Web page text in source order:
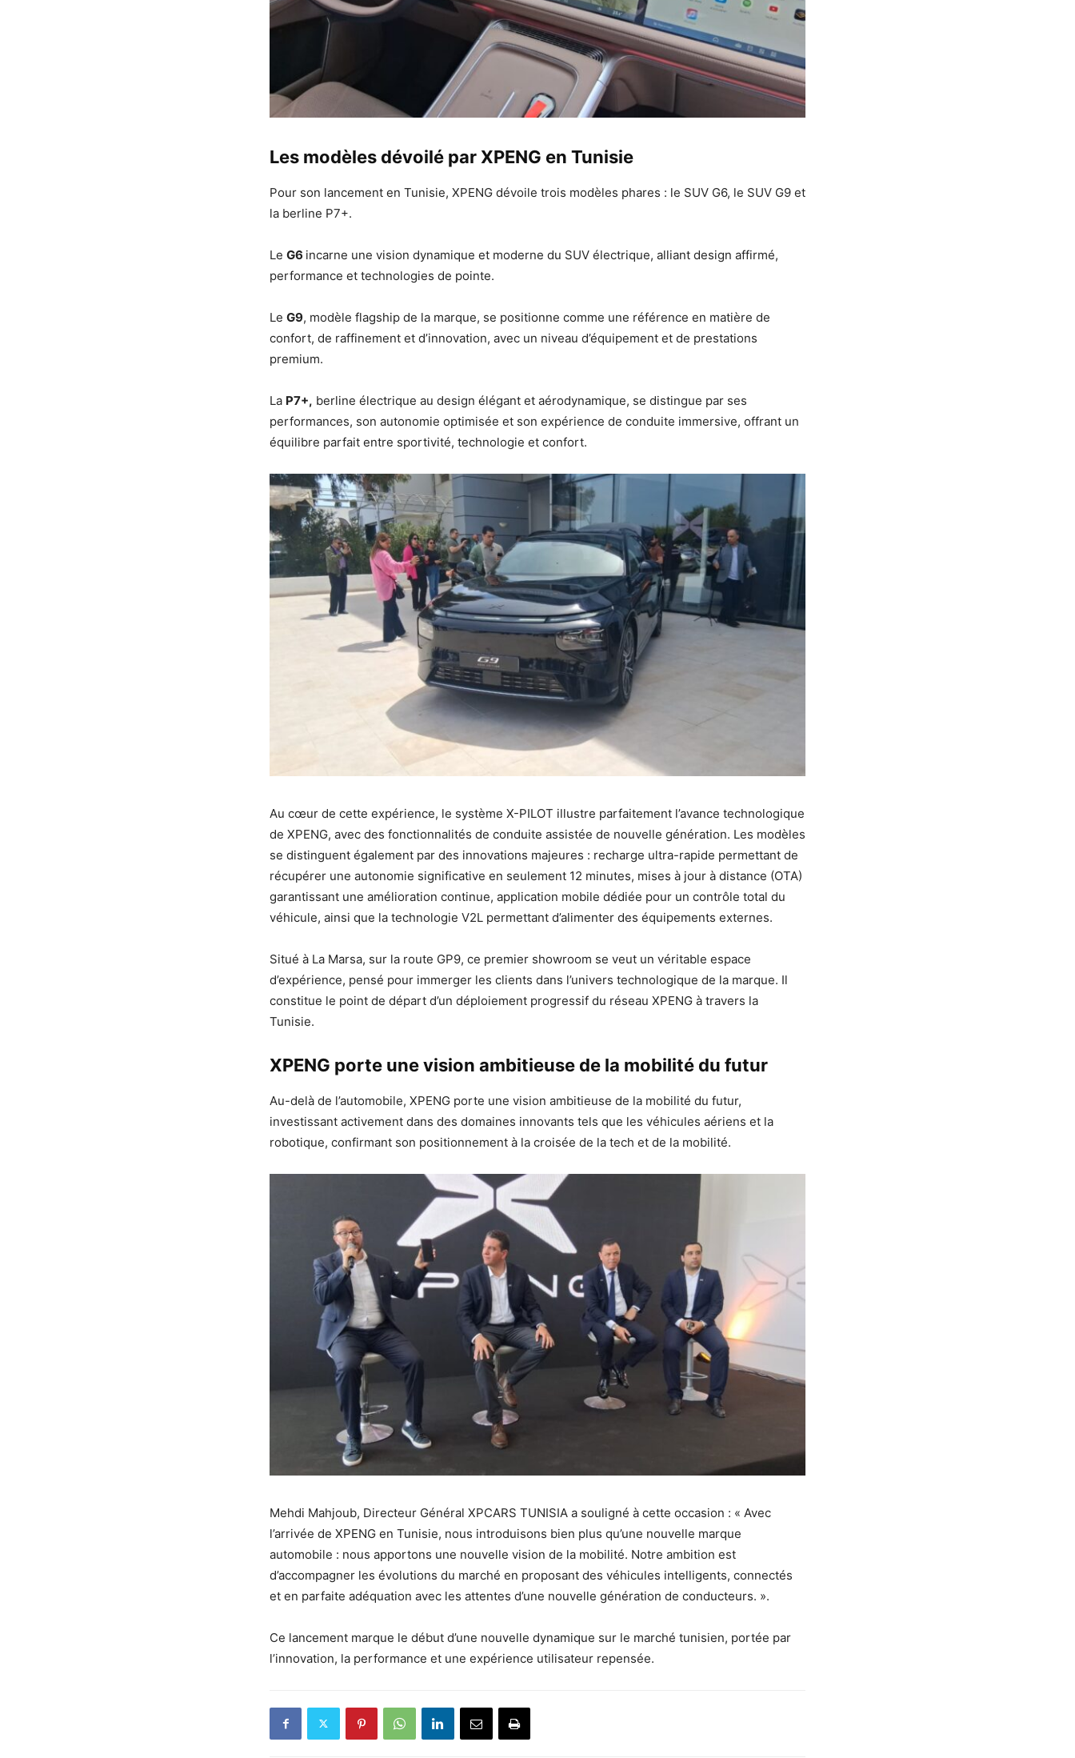
Les modèles dévoilé par XPENG en Tunisie
Pour son lancement en Tunisie, XPENG dévoile trois modèles phares : le SUV G6, le SUV G9 et
la berline P7+.
Le G6 incarne une vision dynamique et moderne du SUV électrique, alliant design affirmé,
performance et technologies de pointe.
Le G9, modèle flagship de la marque, se positionne comme une référence en matière de
confort, de raffinement et d’innovation, avec un niveau d’équipement et de prestations
premium.
La P7+, berline électrique au design élégant et aérodynamique, se distingue par ses
performances, son autonomie optimisée et son expérience de conduite immersive, offrant un
équilibre parfait entre sportivité, technologie et confort.
Au cœur de cette expérience, le système X-PILOT illustre parfaitement l’avance technologique
de XPENG, avec des fonctionnalités de conduite assistée de nouvelle génération. Les modèles
se distinguent également par des innovations majeures : recharge ultra-rapide permettant de
récupérer une autonomie significative en seulement 12 minutes, mises à jour à distance (OTA)
garantissant une amélioration continue, application mobile dédiée pour un contrôle total du
véhicule, ainsi que la technologie V2L permettant d’alimenter des équipements externes.
Situé à La Marsa, sur la route GP9, ce premier showroom se veut un véritable espace
d’expérience, pensé pour immerger les clients dans l’univers technologique de la marque. Il
constitue le point de départ d’un déploiement progressif du réseau XPENG à travers la
Tunisie.
XPENG porte une vision ambitieuse de la mobilité du futur
Au-delà de l’automobile, XPENG porte une vision ambitieuse de la mobilité du futur,
investissant activement dans des domaines innovants tels que les véhicules aériens et la
robotique, confirmant son positionnement à la croisée de la tech et de la mobilité.
Mehdi Mahjoub, Directeur Général XPCARS TUNISIA a souligné à cette occasion : « Avec
l’arrivée de XPENG en Tunisie, nous introduisons bien plus qu’une nouvelle marque
automobile : nous apportons une nouvelle vision de la mobilité. Notre ambition est
d’accompagner les évolutions du marché en proposant des véhicules intelligents, connectés
et en parfaite adéquation avec les attentes d’une nouvelle génération de conducteurs. ».
Ce lancement marque le début d’une nouvelle dynamique sur le marché tunisien, portée par
l’innovation, la performance et une expérience utilisateur repensée.